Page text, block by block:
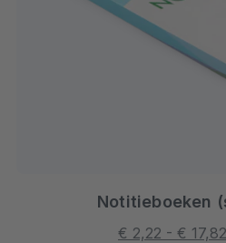
Notitieboeken
€ 2,22 - €